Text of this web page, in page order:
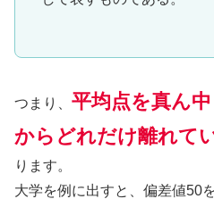
つまり、 平均点を真ん
からどれだけ離れて
ります。
大学を例に出すと、偏差値50